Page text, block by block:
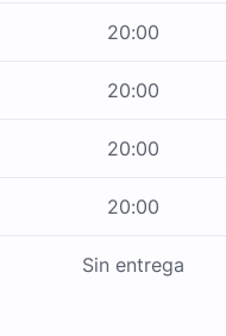
20:00
20:00
20:00
20:00
Sin entrega